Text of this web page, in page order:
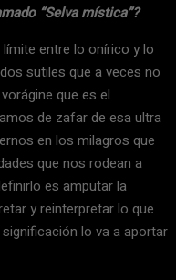
“Selva mística”?
entre lo onírico y lo
sutiles que a veces no
que es el
de zafar de esa ultra
en los milagros que
que nos rodean a
es amputar la
y reinterpretar lo que
lo va a aportar